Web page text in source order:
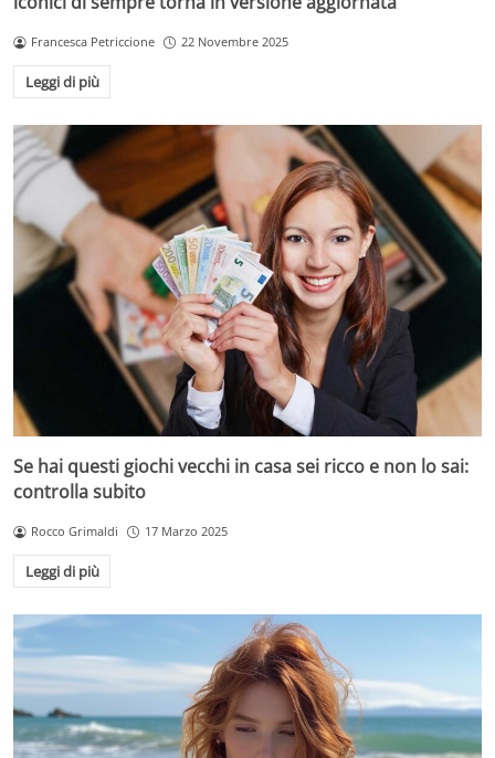
Francesca Petriccione 22 Novembre 2025
Leggi di più
Se hai questi giochi vecchi in casa sei ricco e non lo sai:
controlla subito
Rocco Grimaldi 17 Marzo 2025
Leggi di più